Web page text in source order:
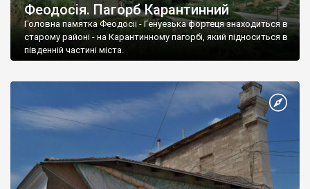
Феодосія. Пагорб Карантинний
Головна памятка Феодосії - Генуезька фортеця знаходиться в
старому районі - на Карантинному пагорбі, який підноситься в
південній частині міста.